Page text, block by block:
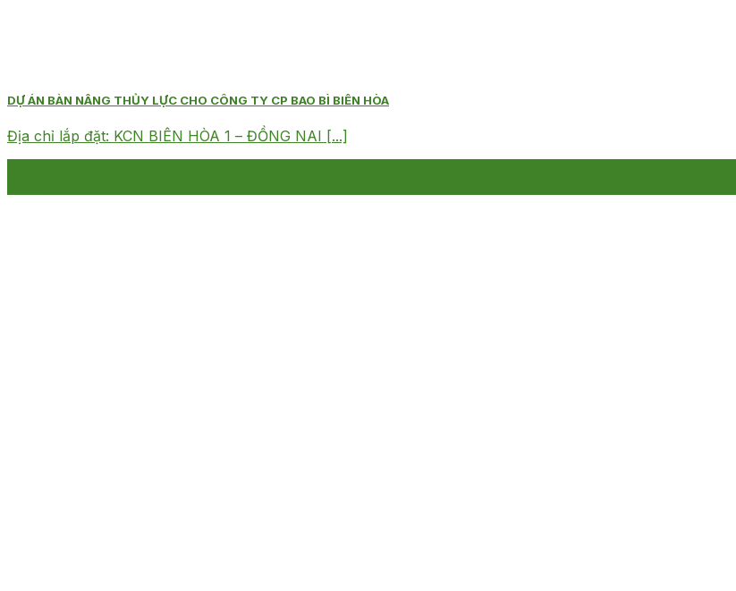
DỰ ÁN BÀN NÂNG THỦY LỰC CHO CÔNG TY CP BAO BÌ BIÊN HÒA
Địa chỉ lắp đặt: KCN BIÊN HÒA 1 – ĐỒNG NAI [...]